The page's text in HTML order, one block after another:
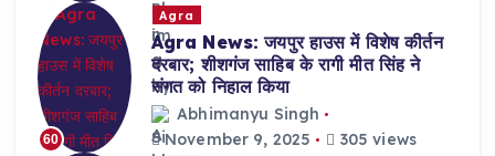
60
Agra
Agra News: जयपुर हाउस में विशेष कीर्तन
दरबार; शीशगंज साहिब के रागी मीत सिंह ने
संगत को निहाल किया
Abhimanyu Singh
November 9, 2025
305 views